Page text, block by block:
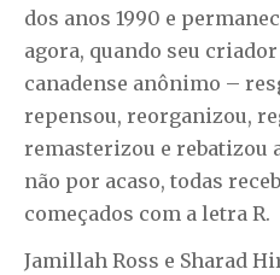
dos anos 1990 e
agora, quando seu
canadense anônimo –
repensou, reorganizou,
remasterizou e rebatizou
não por acaso, todas
começados com a letra R.
Jamillah Ross e Sharad